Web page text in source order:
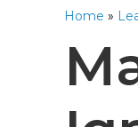
Home »